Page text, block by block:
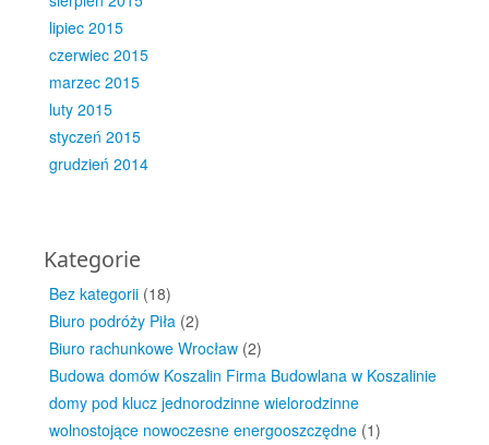
lipiec 2015
czerwiec 2015
marzec 2015
luty 2015
styczeń 2015
grudzień 2014
Kategorie
Bez kategorii (18)
Biuro podróży Piła (2)
Biuro rachunkowe Wrocław (2)
Budowa domów Koszalin Firma Budowlana w Koszalinie
domy pod klucz jednorodzinne wielorodzinne
wolnostojące nowoczesne energooszczędne (1)